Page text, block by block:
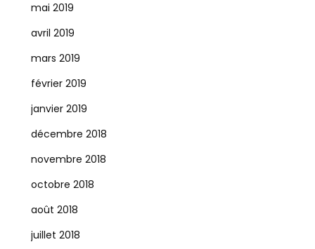
mai 2019
avril 2019
mars 2019
février 2019
janvier 2019
décembre 2018
novembre 2018
octobre 2018
août 2018
juillet 2018